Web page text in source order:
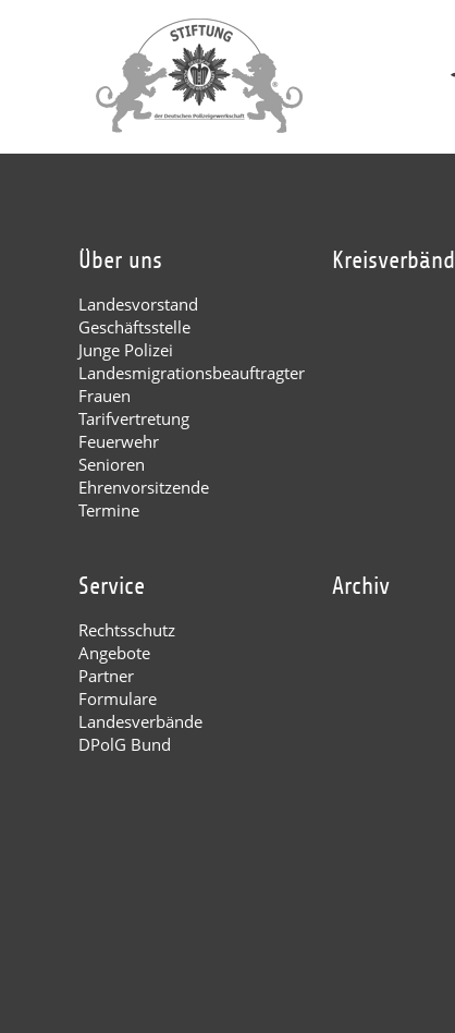
Über uns
Landesvorstand
Geschäftsstelle
Junge Polizei
Landesmigrationsbeauftragter
Frauen
Tarifvertretung
Feuerwehr
Senioren
Ehrenvorsitzende
Termine
Service
Rechtsschutz
Angebote
Partner
Formulare
Landesverbände
DPolG Bund
Archiv